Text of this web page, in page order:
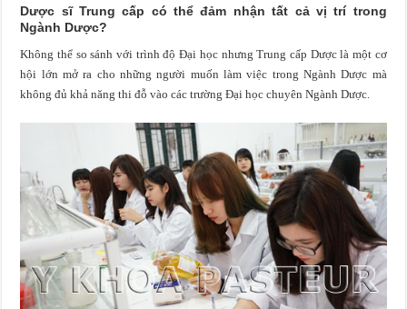
Dược sĩ Trung cấp có thể đảm nhận tất cả vị trí trong
Ngành Dược?
Không thể so sánh với trình độ Đại học nhưng Trung cấp Dược là một cơ
hội lớn mở ra cho những người muốn làm việc trong Ngành Dược mà
không đủ khả năng thi đỗ vào các trường Đại học chuyên Ngành Dược.